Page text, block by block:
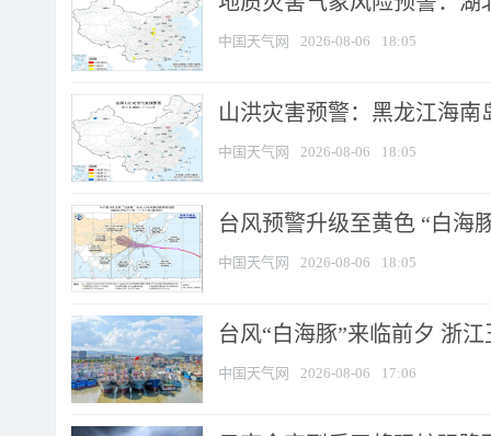
中国天气网 2026-08-06 18:05
山洪灾害预警：黑龙江海
中国天气网 2026-08-06 18:05
台风预警升级至黄色 “白海
中国天气网 2026-08-06 18:05
台风“白海豚”来临前夕 浙
中国天气网 2026-08-06 17:06